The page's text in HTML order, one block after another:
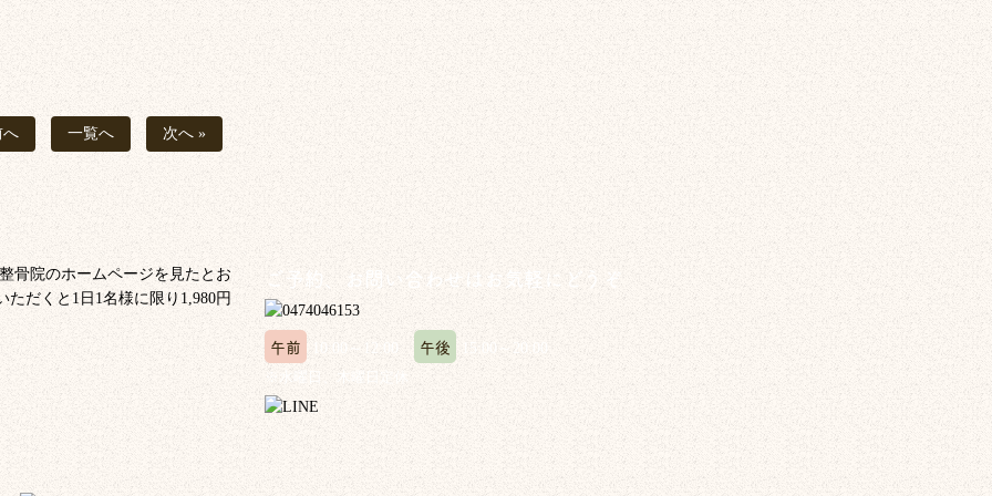
へ 一覧へ 次へ »
ご予約、お問い合わせはお気軽にどうぞ
午前 10:00～12:00 午後
15:00～20:00
※水曜日、木曜日定休